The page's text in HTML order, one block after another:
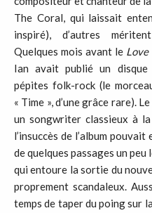
The Coral, qui laissait
inspiré), d’autres
Quelques mois avant le Love
Ian avait publié un disque
pépites folk-rock (le
« Time », d’une grâce rare).
un songwriter classieux à
l’insuccès de l’album
de quelques passages un
qui entoure la sortie du
proprement scandaleux.
temps de taper du poing sur